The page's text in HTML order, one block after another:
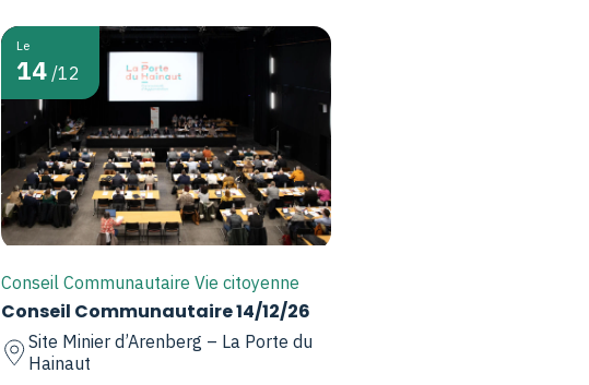
Le
14 /12
Conseil Communautaire Vie citoyenne
Conseil Communautaire 14/12/26
Site Minier d’Arenberg – La Porte du
Hainaut